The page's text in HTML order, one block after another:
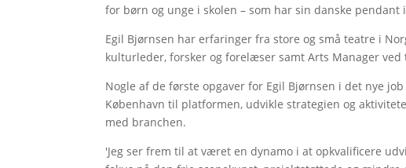
for børn og unge i skolen – som har sin danske pendant
Egil Bjørnsen har erfaringer fra store og små teatre i
kulturleder, forsker og forelæser samt Arts Manager ved
Nogle af de første opgaver for Egil Bjørnsen i det nye
København til platformen, udvikle strategien og
med branchen.
'Jeg ser frem til at været en dynamo i at opkvalificere